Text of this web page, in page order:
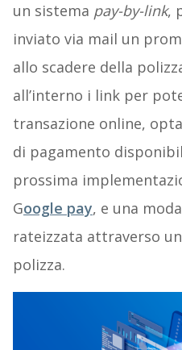
un sistema pay-by-link,
inviato via mail un
allo scadere della
all’interno i link per
transazione online,
di pagamento
prossima
Google pay, e una
rateizzata attraverso
polizza.